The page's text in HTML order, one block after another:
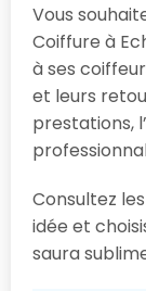
Vous
Coiffure à
à ses
et leurs
prestations,
Consultez
idée et
saura